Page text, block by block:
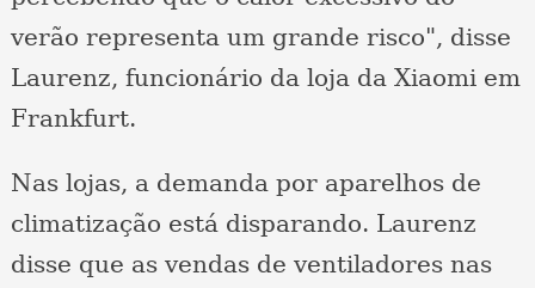
verão representa um grande risco", disse
Laurenz, funcionário da loja da Xiaomi em
Frankfurt.
Nas lojas, a demanda por aparelhos de
climatização está disparando. Laurenz
disse que as vendas de ventiladores nas